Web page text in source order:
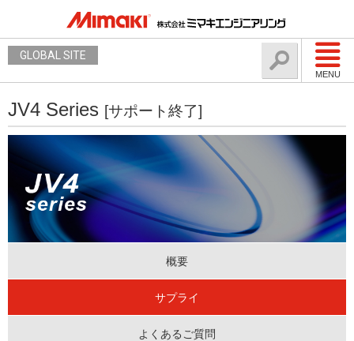
MENU
GLOBAL SITE
JV4 Series [サポート終了]
概要
サプライ
よくあるご質問